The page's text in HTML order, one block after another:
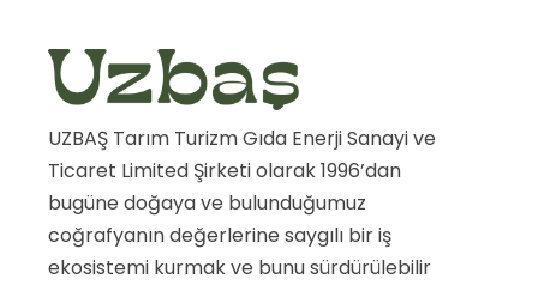
UZBAŞ Tarım Turizm Gıda Enerji Sanayi ve
Ticaret Limited Şirketi olarak 1996’dan
bugüne doğaya ve bulunduğumuz
coğrafyanın değerlerine saygılı bir iş
ekosistemi kurmak ve bunu sürdürülebilir